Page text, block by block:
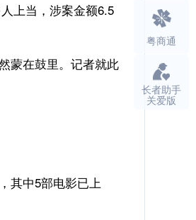
上当，涉案金额6.5
蒙在鼓里。记者就此
其中5部电影已上
粤商通
长者助手
关爱版